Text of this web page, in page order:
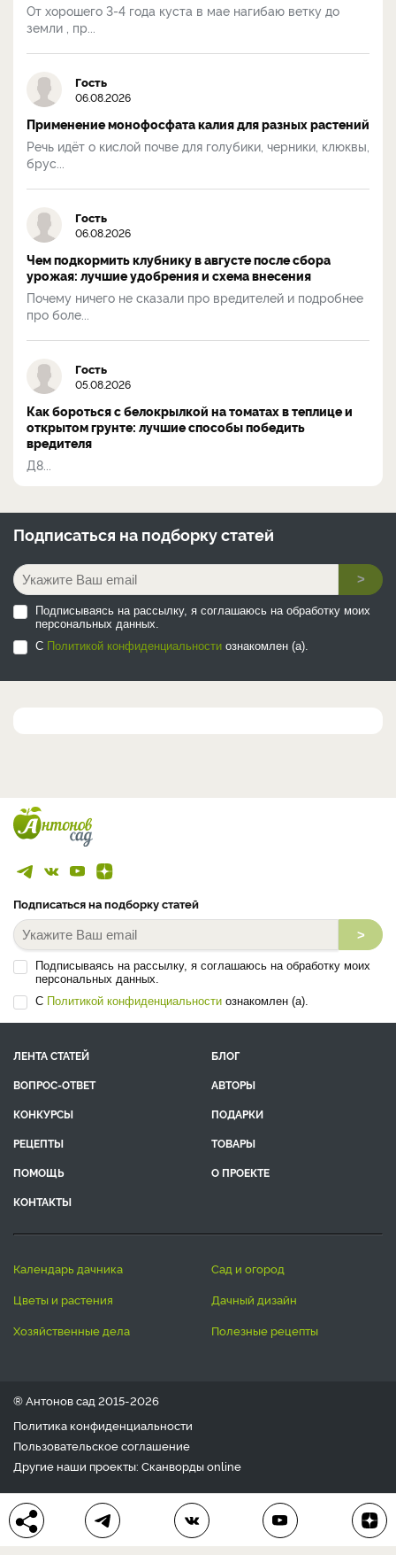
От хорошего 3-4 года куста в мае нагибаю ветку до
земли , пр...
Гость
06.08.2026
Применение монофосфата калия для разных растений
Речь идёт о кислой почве для голубики, черники, клюквы,
брус...
Гость
06.08.2026
Чем подкормить клубнику в августе после сбора
урожая: лучшие удобрения и схема внесения
Почему ничего не сказали про вредителей и подробнее
про боле...
Гость
05.08.2026
Как бороться с белокрылкой на томатах в теплице и
открытом грунте: лучшие способы победить
вредителя
Д8...
Подписаться на подборку статей
>
Подписываясь на рассылку, я соглашаюсь на обработку моих
персональных данных.
С Политикой конфиденциальности ознакомлен (а).
Подписаться на подборку статей
>
Подписываясь на рассылку, я соглашаюсь на обработку моих
персональных данных.
С Политикой конфиденциальности ознакомлен (а).
ЛЕНТА СТАТЕЙ
БЛОГ
ВОПРОС-ОТВЕТ
АВТОРЫ
КОНКУРСЫ
ПОДАРКИ
РЕЦЕПТЫ
ТОВАРЫ
ПОМОЩЬ
О ПРОЕКТЕ
КОНТАКТЫ
календарь дачника
сад и огород
цветы и растения
дачный дизайн
хозяйственные дела
полезные рецепты
® Антонов сад 2015-2026
Политика конфиденциальности
Пользовательское соглашение
Другие наши проекты: Сканвордыonline
Любое использование материала допускается только с
письменного согласия редакции